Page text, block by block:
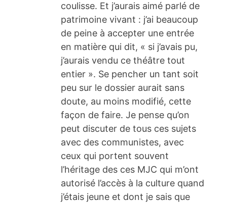
coulisse. Et j’aurais aimé parlé de
patrimoine vivant : j’ai beaucoup
de peine à accepter une entrée
en matière qui dit, « si j’avais pu,
j’aurais vendu ce théâtre tout
entier ». Se pencher un tant soit
peu sur le dossier aurait sans
doute, au moins modifié, cette
façon de faire. Je pense qu’on
peut discuter de tous ces sujets
avec des communistes, avec
ceux qui portent souvent
l’héritage des ces MJC qui m’ont
autorisé l’accès à la culture quand
j’étais jeune et dont je sais que